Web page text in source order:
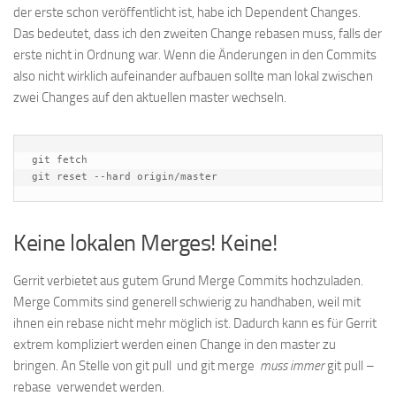
der erste schon veröffentlicht ist, habe ich Dependent Changes.
Das bedeutet, dass ich den zweiten Change rebasen muss, falls der
erste nicht in Ordnung war. Wenn die Änderungen in den Commits
also nicht wirklich aufeinander aufbauen sollte man lokal zwischen
zwei Changes auf den aktuellen master wechseln.
git fetch
git reset --hard origin/master
Keine lokalen Merges! Keine!
Gerrit verbietet aus gutem Grund Merge Commits hochzuladen.
Merge Commits sind generell schwierig zu handhaben, weil mit
ihnen ein rebase nicht mehr möglich ist. Dadurch kann es für Gerrit
extrem kompliziert werden einen Change in den master zu
bringen. An Stelle von git pull und git merge muss immer git pull –
rebase verwendet werden.